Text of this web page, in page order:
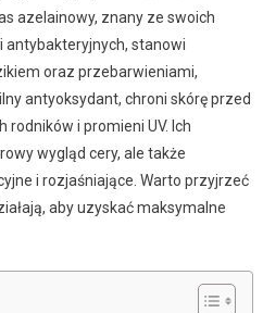
azelainowy, znany ze swoich
antybakteryjnych, stanowi
oraz przebarwieniami,
antyoksydant, chroni skórę przed
i promieni UV. Ich
wygląd cery, ale także
i rozjaśniające. Warto przyjrzeć
aby uzyskać maksymalne